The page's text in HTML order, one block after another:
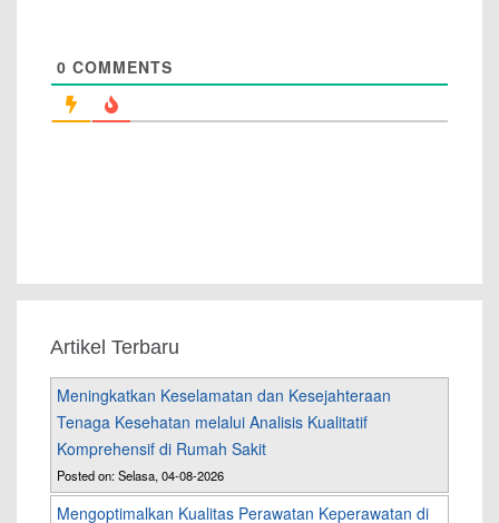
0 COMMENTS
Artikel Terbaru
Meningkatkan Keselamatan dan Kesejahteraan
Tenaga Kesehatan melalui Analisis Kualitatif
Komprehensif di Rumah Sakit
Posted on: Selasa, 04-08-2026
Mengoptimalkan Kualitas Perawatan Keperawatan di